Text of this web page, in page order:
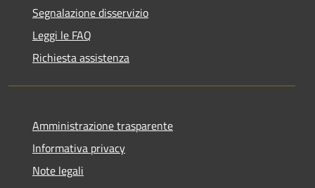
Segnalazione disservizio
Leggi le FAQ
Richiesta assistenza
Amministrazione trasparente
Informativa privacy
Note legali